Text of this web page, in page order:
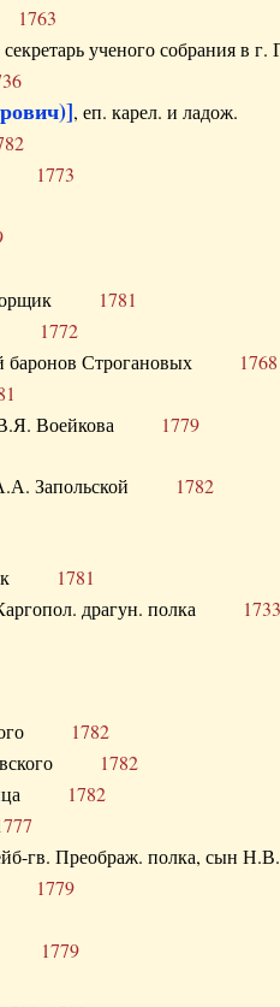
1763
секретарь ученого собрания
, еп. карел. и ладож.
1773
1781
1772
баронов Строгановых 1768
В.Я. Воейкова 1779
А.А. Запольской 1782
1781
Каргопол. драгун. полка 1733
1782
1782
1782
гв. Преображ. полка, сын
1779
1779